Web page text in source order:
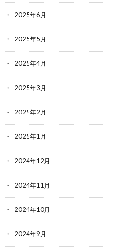
2025年6月
2025年5月
2025年4月
2025年3月
2025年2月
2025年1月
2024年12月
2024年11月
2024年10月
2024年9月